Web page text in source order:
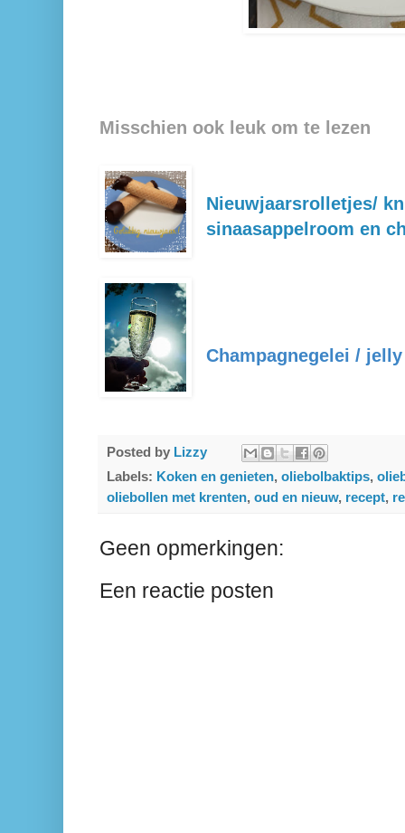
Misschien ook leuk om te lezen
Nieuwjaarsrolletjes/
sinaasappelroom en
Champagnegelei / jelly
Posted by Lizzy
Labels: Koken en genieten, oliebolbaktips,
oliebollen met krenten, oud en nieuw, recept,
Geen opmerkingen:
Een reactie posten